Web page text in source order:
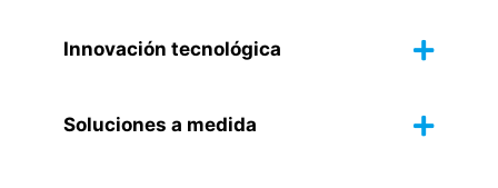
Innovación tecnológica
Soluciones a medida